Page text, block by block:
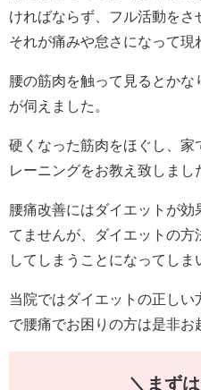
ければならず、フル活動を
それが痛みや怠さになって現
腰の筋肉を触って見るとか
が伺えました。
硬くなった筋肉をほぐし、家
レーニングをお教え致しまし
腰痛改善にはダイエットが
てませんが、ダイエットの
してしまうことになってしま
当院ではダイエットの正し
で腰痛でお困りの方は是非お
＼まず